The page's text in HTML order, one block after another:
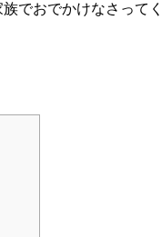
でおでかけなさってく